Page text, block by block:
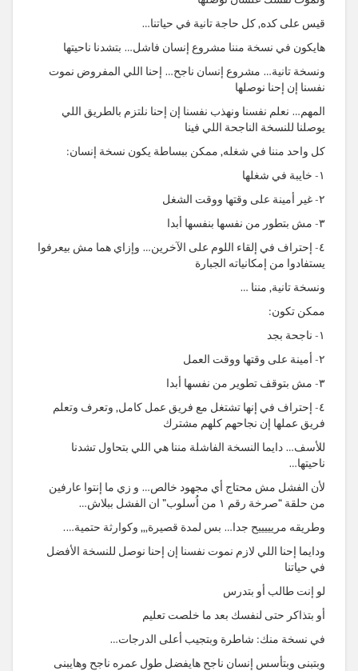
قيس على كده, كل حاجة تانية في حياتنا…
هايكون في نسخة مننا مشروع إنسان فاشل… بتشدنا ناحيتها
ونسخة تانية… مشروع إنسان ناجح… إحنا اللي المفروض نموت
نفسنا إن إحنا نوصلها
المهم… نعلم نفسنا ونهذب نفسنا إن إحنا نلتزم بالطريق اللي
يوصلنا للنسخة الناجحة اللي فينا
كل واحد مننا في شغله, ممكن ببساطة يكون نسخة إنسان:
١- خايبة في شغلها
٢- غير أمينة على وقتها ووقت الشغل
٣- مش بتطور من نفسها بنفسها أبدا
٤- إحتراف في إلقاء اللوم على الآخرين… وإزاي هما مش بيعرفوا
يستفادوا من إمكانياته الجبارة
ونسخة تانية, مننا …
ممكن تكون:
١- ناجحة بجد
٢- أمينة على وقتها ووقت العمل
٣- مش بتوقف تطوير من نفسها أبدا
٤- إحتراف في إنها تشتغل مع فريق عمل كامل, وتعرف وتعلم
فريق عملها إن نجاحهم كلهم مشترك
للأسف… دايما النسخة الفاشلة مننا هي اللي بتحاول تشدنا
ناحيتها…
لأن الفشل مش محتاج أي مجهود خالص… و زي ما إنتوا عارفين
من حلقة “صرخة رقم ١ من اُسلوب” ان الفشل ببلاش…
وطريقه مريييييح جدا… بس لمدة قصيرة,,, وكوارثة حتمية….
ودايما إحنا اللي لازم نموت نفسنا إن إحنا نوصل للنسخة الأفضل
في حياتنا
لو إنت طالب أو بتدرس
أو بتذاكر حتى لنفسك بعد ما خلصت تعليم
في نسخة منك: شاطرة وبتجيب أعلى الدرجات…
وبتبنى وبتأسس إنسان ناجح هايفضل طول عمره ناجح وهايبنى